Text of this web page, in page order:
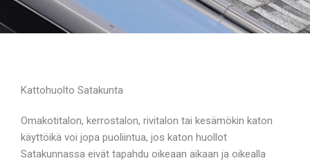
Kattohuolto Satakunta
Omakotitalon, kerrostalon, rivitalon tai kesämökin katon
käyttöikä voi jopa puoliintua, jos katon huollot
Satakunnassa eivät tapahdu oikeaan aikaan ja oikealla